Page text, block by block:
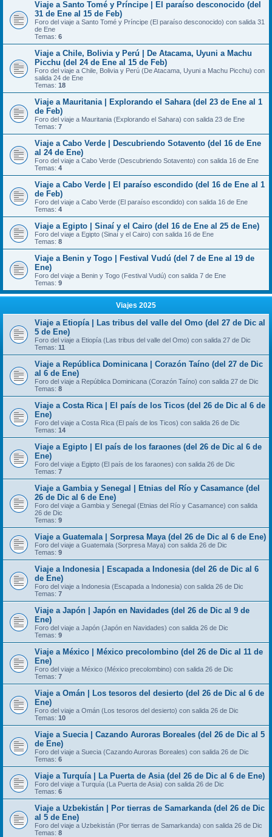
Viaje a Santo Tomé y Príncipe | El paraíso desconocido (del
31 de Ene al 15 de Feb)
Foro del viaje a Santo Tomé y Príncipe (El paraíso desconocido) con salida 31
de Ene
Temas: 6
Viaje a Chile, Bolivia y Perú | De Atacama, Uyuni a Machu
Picchu (del 24 de Ene al 15 de Feb)
Foro del viaje a Chile, Bolivia y Perú (De Atacama, Uyuni a Machu Picchu) con
salida 24 de Ene
Temas: 18
Viaje a Mauritania | Explorando el Sahara (del 23 de Ene al 1
de Feb)
Foro del viaje a Mauritania (Explorando el Sahara) con salida 23 de Ene
Temas: 7
Viaje a Cabo Verde | Descubriendo Sotavento (del 16 de Ene
al 24 de Ene)
Foro del viaje a Cabo Verde (Descubriendo Sotavento) con salida 16 de Ene
Temas: 4
Viaje a Cabo Verde | El paraíso escondido (del 16 de Ene al 1
de Feb)
Foro del viaje a Cabo Verde (El paraíso escondido) con salida 16 de Ene
Temas: 4
Viaje a Egipto | Sinaí y el Cairo (del 16 de Ene al 25 de Ene)
Foro del viaje a Egipto (Sinaí y el Cairo) con salida 16 de Ene
Temas: 8
Viaje a Benin y Togo | Festival Vudú (del 7 de Ene al 19 de
Ene)
Foro del viaje a Benin y Togo (Festival Vudú) con salida 7 de Ene
Temas: 9
Viajes 2025
Viaje a Etiopía | Las tribus del valle del Omo (del 27 de Dic al
5 de Ene)
Foro del viaje a Etiopía (Las tribus del valle del Omo) con salida 27 de Dic
Temas: 11
Viaje a República Dominicana | Corazón Taíno (del 27 de Dic
al 6 de Ene)
Foro del viaje a República Dominicana (Corazón Taíno) con salida 27 de Dic
Temas: 8
Viaje a Costa Rica | El país de los Ticos (del 26 de Dic al 6 de
Ene)
Foro del viaje a Costa Rica (El país de los Ticos) con salida 26 de Dic
Temas: 14
Viaje a Egipto | El país de los faraones (del 26 de Dic al 6 de
Ene)
Foro del viaje a Egipto (El país de los faraones) con salida 26 de Dic
Temas: 7
Viaje a Gambia y Senegal | Etnias del Río y Casamance (del
26 de Dic al 6 de Ene)
Foro del viaje a Gambia y Senegal (Etnias del Río y Casamance) con salida
26 de Dic
Temas: 9
Viaje a Guatemala | Sorpresa Maya (del 26 de Dic al 6 de Ene)
Foro del viaje a Guatemala (Sorpresa Maya) con salida 26 de Dic
Temas: 9
Viaje a Indonesia | Escapada a Indonesia (del 26 de Dic al 6
de Ene)
Foro del viaje a Indonesia (Escapada a Indonesia) con salida 26 de Dic
Temas: 7
Viaje a Japón | Japón en Navidades (del 26 de Dic al 9 de
Ene)
Foro del viaje a Japón (Japón en Navidades) con salida 26 de Dic
Temas: 9
Viaje a México | México precolombino (del 26 de Dic al 11 de
Ene)
Foro del viaje a México (México precolombino) con salida 26 de Dic
Temas: 7
Viaje a Omán | Los tesoros del desierto (del 26 de Dic al 6 de
Ene)
Foro del viaje a Omán (Los tesoros del desierto) con salida 26 de Dic
Temas: 10
Viaje a Suecia | Cazando Auroras Boreales (del 26 de Dic al 5
de Ene)
Foro del viaje a Suecia (Cazando Auroras Boreales) con salida 26 de Dic
Temas: 6
Viaje a Turquía | La Puerta de Asia (del 26 de Dic al 6 de Ene)
Foro del viaje a Turquía (La Puerta de Asia) con salida 26 de Dic
Temas: 6
Viaje a Uzbekistán | Por tierras de Samarkanda (del 26 de Dic
al 5 de Ene)
Foro del viaje a Uzbekistán (Por tierras de Samarkanda) con salida 26 de Dic
Temas: 8